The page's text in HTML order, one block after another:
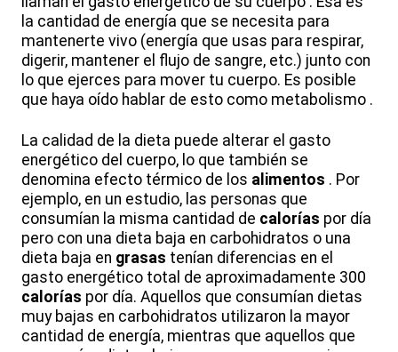
la cantidad de energía que se necesita para
mantenerte vivo (energía que usas para respirar,
digerir, mantener el flujo de sangre, etc.) junto con
lo que ejerces para mover tu cuerpo. Es posible
que haya oído hablar de esto como metabolismo .
La calidad de la dieta puede alterar el gasto
energético del cuerpo, lo que también se
denomina efecto térmico de los alimentos . Por
ejemplo, en un estudio, las personas que
consumían la misma cantidad de calorías por día
pero con una dieta baja en carbohidratos o una
dieta baja en grasas tenían diferencias en el
gasto energético total de aproximadamente 300
calorías por día. Aquellos que consumían dietas
muy bajas en carbohidratos utilizaron la mayor
cantidad de energía, mientras que aquellos que